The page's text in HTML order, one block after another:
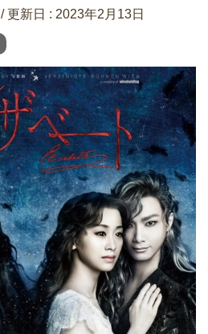
/ 更新日 : 2023年2月13日